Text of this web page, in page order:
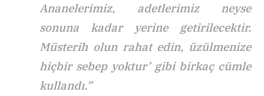
Ananelerimiz, adetlerimiz neyse
sonuna kadar yerine getirilecektir.
Müsterih olun rahat edin, üzülmenize
hiçbir sebep yoktur’ gibi birkaç cümle
kullandı.”